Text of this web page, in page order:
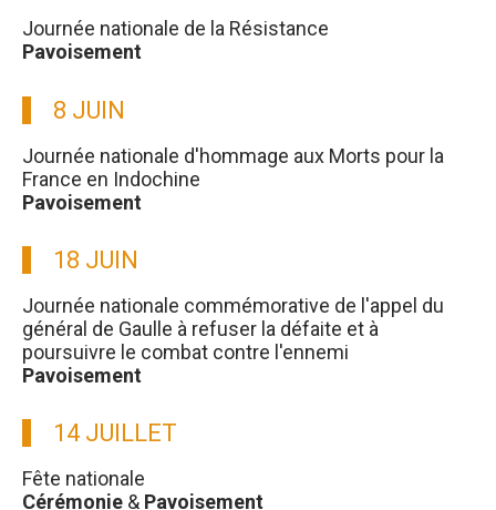
Journée nationale de la Résistance
Pavoisement
8 JUIN
Journée nationale d'hommage aux Morts pour la
France en Indochine
Pavoisement
18 JUIN
Journée nationale commémorative de l'appel du
général de Gaulle à refuser la défaite et à
poursuivre le combat contre l'ennemi
Pavoisement
14 JUILLET
Fête nationale
Cérémonie & Pavoisement